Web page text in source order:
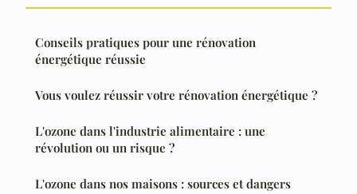
Conseils pratiques pour une rénovation
énergétique réussie
Vous voulez réussir votre rénovation énergétique ?
L'ozone dans l'industrie alimentaire : une
révolution ou un risque ?
L'ozone dans nos maisons : sources et dangers